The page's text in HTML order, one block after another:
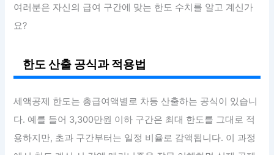
여러분은 자신의 급여 구간에 맞는 한도 수치를 알고 계신가
요?
한도 산출 공식과 적용법
세액공제 한도는 총급여액별로 차등 산출하는 공식이 있습니
다. 예를 들어 3,300만원 이하 구간은 최대 한도를 그대로 적
용하지만, 초과 구간부터는 일정 비율로 감액됩니다. 이 과정